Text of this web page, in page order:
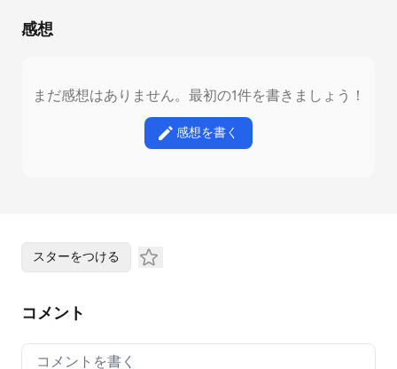
感想
まだ感想はありません。最初の1件を書きましょう！
感想を書く
スターをつける
コメント
Your comment